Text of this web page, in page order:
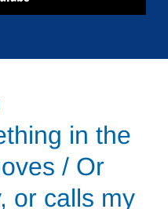
in the
/ Or
or calls my